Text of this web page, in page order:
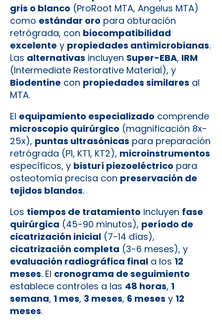
gris o blanco (ProRoot MTA, Angelus MTA)
como estándar oro para obturación
retrógrada, con biocompatibilidad
excelente y propiedades antimicrobianas.
Las alternativas incluyen Super-EBA, IRM
(Intermediate Restorative Material), y
Biodentine con propiedades similares al
MTA.
El equipamiento especializado comprende
microscopio quirúrgico (magnificación 8x-
25x), puntas ultrasónicas para preparación
retrógrada (P1, KT1, KT2), microinstrumentos
específicos, y bisturí piezoeléctrico para
osteotomía precisa con preservación de
tejidos blandos.
Los tiempos de tratamiento incluyen fase
quirúrgica (45-90 minutos), período de
cicatrización inicial (7-14 días),
cicatrización completa (3-6 meses), y
evaluación radiográfica final a los 12
meses. El cronograma de seguimiento
establece controles a las 48 horas, 1
semana, 1 mes, 3 meses, 6 meses y 12
meses.